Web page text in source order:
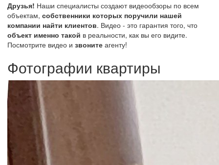
Друзья! Наши специалисты создают видеообзоры по всем
объектам, собственники которых поручили нашей
компании найти клиентов. Видео - это гарантия того, что
объект именно такой в реальности, как вы его видите.
Посмотрите видео и звоните агенту!
Фотографии квартиры